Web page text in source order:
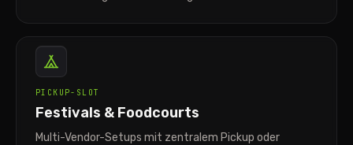
PICKUP-SLOT
Festivals & Foodcourts
Multi-Vendor-Setups mit zentralem Pickup oder